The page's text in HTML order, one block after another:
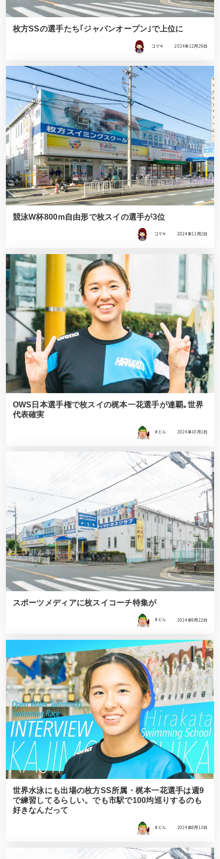
枚方SSの選手たち｢ジャパンオープン｣で上位に
コマキ 2024年12月29日
競泳W杯800m自由形で枚スイの選手が3位
コマキ 2024年11月2日
OWS日本選手権で枚スイの梶本一花選手が連覇｡世界
代表確実
すどん 2024年10月1日
スポーツメディアに枚スイコーチ特集が
すどん 2024年9月22日
世界水泳にも出場の枚方SS所属・梶本一花選手は週9
で練習してるらしい。でも市駅で100均巡りするのも
好きなんだって
すどん 2024年8月13日